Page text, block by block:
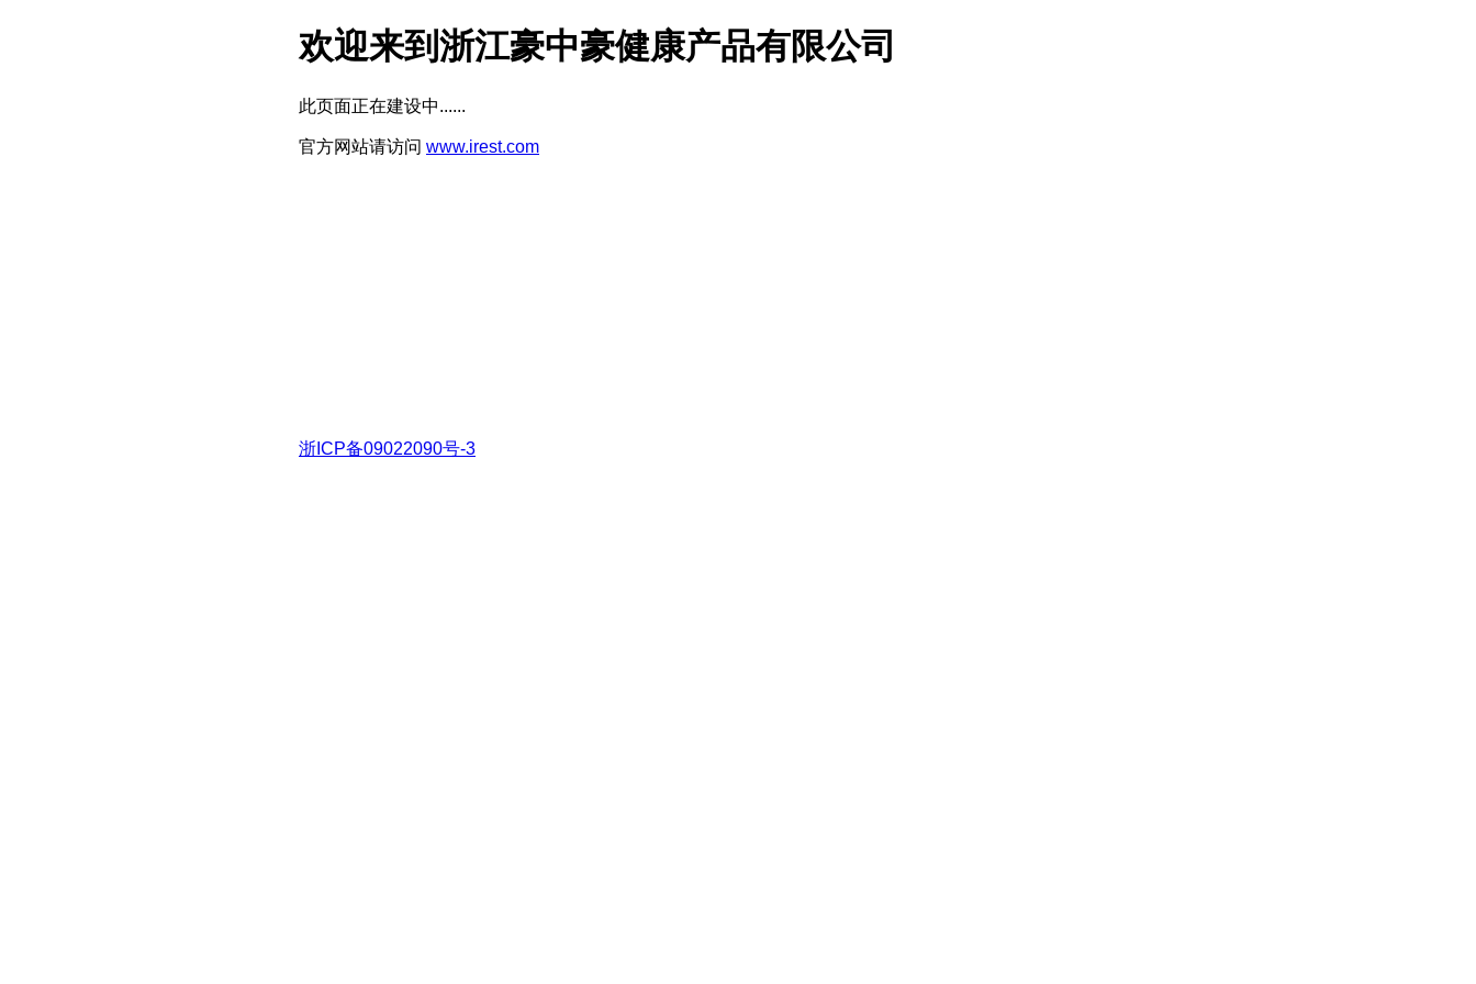
欢迎来到浙江豪中豪健康产品有限公司
此页面正在建设中......
官方网站请访问 www.irest.com
浙ICP备09022090号-3